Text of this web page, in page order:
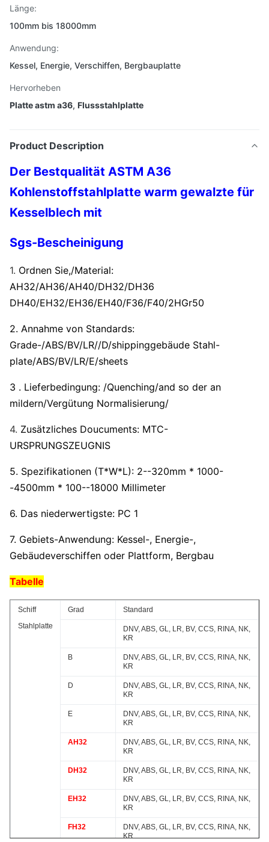
Länge:
100mm bis 18000mm
Anwendung:
Kessel, Energie, Verschiffen, Bergbauplatte
Hervorheben
Platte astm a36, Flussstahlplatte
Product Description
Der Bestqualität ASTM A36
Kohlenstoffstahlplatte warm gewalzte für
Kesselblech mit
Sgs-Bescheinigung
1. Ordnen Sie,/Material:
AH32/AH36/AH40/DH32/DH36
DH40/EH32/EH36/EH40/F36/F40/2HGr50
2. Annahme von Standards:
Grade-/ABS/BV/LR//D/shippinggebäude Stahl-
plate/ABS/BV/LR/E/sheets
3 . Lieferbedingung: /Quenching/and so der an
mildern/Vergütung Normalisierung/
4. Zusätzliches Doucuments: MTC-
URSPRUNGSZEUGNIS
5. Spezifikationen (T*W*L): 2--320mm * 1000-
-4500mm * 100--18000 Millimeter
6. Das niederwertigste: PC 1
7. Gebiets-Anwendung: Kessel-, Energie-,
Gebäudeverschiffen oder Plattform, Bergbau
Tabelle
Schiff
Stahlplatte
Grad Standard
DNV, ABS, GL, LR, BV, CCS, RINA, NK,
KR
B
DNV, ABS, GL, LR, BV, CCS, RINA, NK,
KR
D
DNV, ABS, GL, LR, BV, CCS, RINA, NK,
KR
E
DNV, ABS, GL, LR, BV, CCS, RINA, NK,
KR
AH32
DNV, ABS, GL, LR, BV, CCS, RINA, NK,
KR
DH32
DNV, ABS, GL, LR, BV, CCS, RINA, NK,
KR
EH32
DNV, ABS, GL, LR, BV, CCS, RINA, NK,
KR
FH32
DNV, ABS, GL, LR, BV, CCS, RINA, NK,
KR